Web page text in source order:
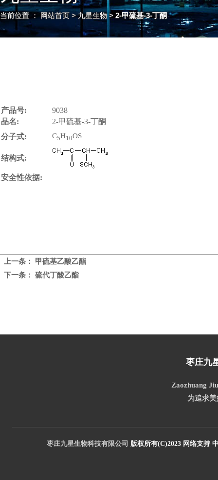
当前位置 ：网站首页 > 九星生物 > 2-甲硫基-3-丁酮
产品号:
9038
品名:
2-甲硫基-3-丁酮
分子式:
C5H10OS
结构式:
安全性依据:
上一条： 甲硫基乙酸乙酯
下一条：
硫代丁酸乙酯
枣庄九
Zaozhuang
为追求
枣庄九星生物科技有限公司 版权所有(C)2023 网络支持